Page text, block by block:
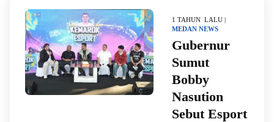
1 TAHUN LALU |
MEDAN NEWS
Gubernur
Sumut
Bobby
Nasution
Sebut Esport